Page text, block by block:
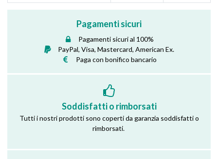
Pagamenti sicuri
Pagamenti sicuri al 100%
PayPal, Visa, Mastercard, American Ex.
Paga con bonifico bancario
Soddisfatti o rimborsati
Tutti i nostri prodotti sono coperti da garanzia soddisfatti o
rimborsati.